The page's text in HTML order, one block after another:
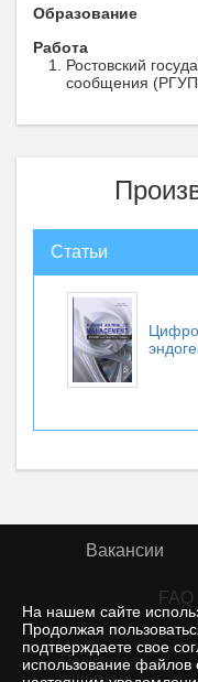
На нашем сайте
Продолжая
подтверждаете свое
использование файлов
Образование
Работа
Ростовский
сообщения
Статьи
Вакансии
FAQ
Политика
защиты и